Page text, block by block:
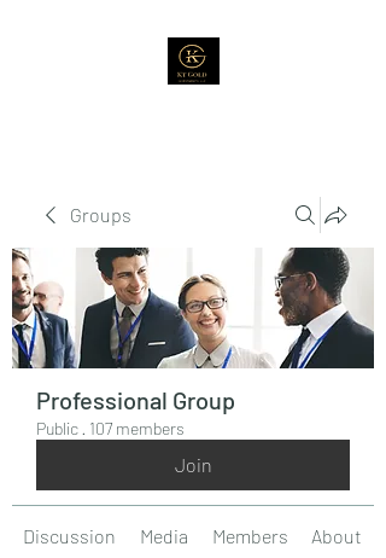
Groups
Professional Group
Public · 107 members
Join
Discussion Media Members About